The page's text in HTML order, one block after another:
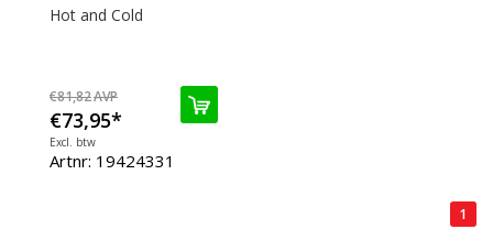
Hot and Cold
€81,82AVP
€73,95*
Excl. btw
Artnr: 19424331
1